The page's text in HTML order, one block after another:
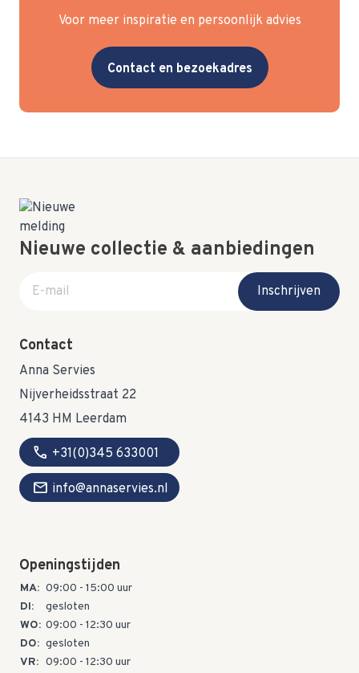
Voor meer inspiratie en persoonlijk advies
Contact en bezoekadres
Nieuwe collectie & aanbiedingen
E-mail adres
Inschrijven
Contact
Anna Servies
Nijverheidsstraat 22
4143 HM Leerdam
call +31(0)345 633001
mail info@annaservies.nl
Openingstijden
MA: 09:00 - 15:00 uur
DI:
gesloten
WO: 09:00 - 12:30 uur
DO: gesloten
VR: 09:00 - 12:30 uur